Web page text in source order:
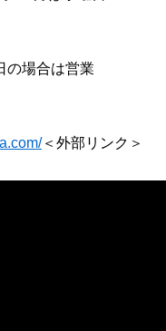
場合は営業
＜外部リンク＞